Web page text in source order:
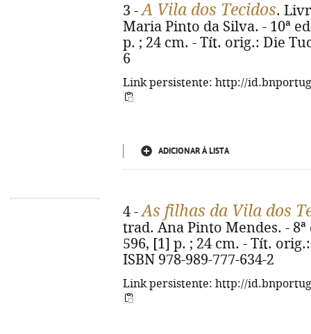
3 -A Vila dos Tecidos.
Maria Pinto da Silva. - 10ª
p. ; 24 cm. - Tít. orig.: Die
6
Link persistente: http://
ADICIONAR À LISTA
4 -As filhas da Vila dos
trad. Ana Pinto Mendes. - 8ª
596, [1] p. ; 24 cm. - Tít.
ISBN 978-989-777-634-2
Link persistente: http://